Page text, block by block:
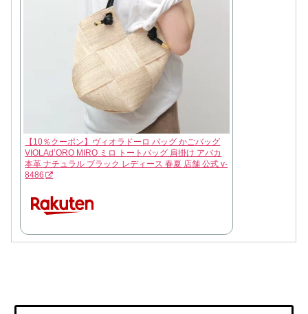
【10％クーポン】ヴィオラドーロ バッグ かごバッグ
VIOLAd’ORO MIRO ミロ トートバッグ 肩掛け アバカ
本革 ナチュラル ブラック レディース 春夏 店舗 公式 v-
8486